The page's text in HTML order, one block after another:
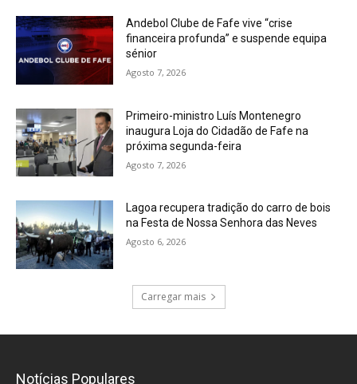
Andebol Clube de Fafe vive “crise
financeira profunda” e suspende equipa
sénior
Agosto 7, 2026
Primeiro-ministro Luís Montenegro
inaugura Loja do Cidadão de Fafe na
próxima segunda-feira
Agosto 7, 2026
Lagoa recupera tradição do carro de bois
na Festa de Nossa Senhora das Neves
Agosto 6, 2026
Carregar mais
Notícias Populares